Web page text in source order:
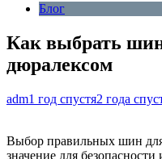
Блог
Как выбрать
дюралексом
adm1 год спустя2 года
Выбор правильных шин
значение для